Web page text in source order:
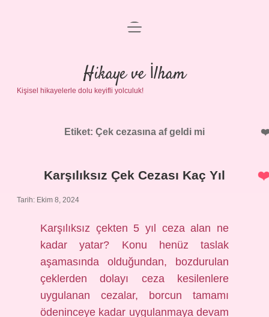
Anasayfa
Gizlilik Politikası
Yasal Uyarı
menüyü
Hikaye ve İlham
Kişisel hikayelerle dolu keyifli yolculuk!
Etiket: Çek cezasına af geldi mi
Karşılıksız Çek Cezası Kaç Yıl
Tarih: Ekim 8, 2024
Karşılıksız çekten 5 yıl ceza alan ne
kadar yatar? Konu henüz taslak
aşamasında olduğundan, bozdurulan
çeklerden dolayı ceza kesilenlere
uygulanan cezalar, borcun tamamı
ödeninceye kadar uygulanmaya devam